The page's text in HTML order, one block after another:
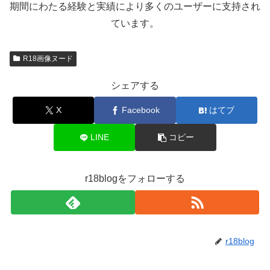
期間にわたる経験と実績により多くのユーザーに支持され
ています。
R18画像ヌード
シェアする
X Facebook はてブ
LINE コピー
r18blogをフォローする
r18blog